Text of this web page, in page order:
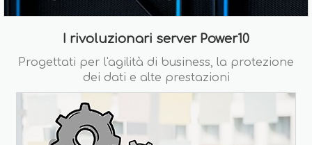
I rivoluzionari server Power10
Progettati per l'agilità di business, la protezione
dei dati e alte prestazioni